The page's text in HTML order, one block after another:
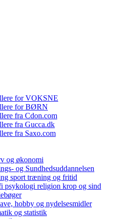
for VOKSNE
for BØRN
fra Cdon.com
fra Gucca.dk
fra Saxo.com
og økonomi
og Sundhedsuddannelsen
sport træning og fritid
psykologi religion krop og sind
hobby og nydelsesmidler
og statistik